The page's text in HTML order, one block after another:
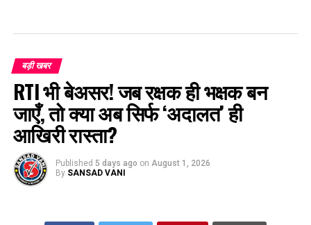
बड़ी खबर
RTI भी बेअसर! जब रक्षक ही भक्षक बन
जाएँ, तो क्या अब सिर्फ ‘अदालत’ ही
आखिरी रास्ता?
Published 5 days ago on August 1, 2026
By SANSAD VANI